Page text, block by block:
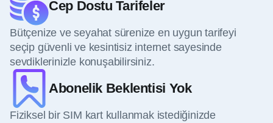
Cep Dostu Tarifeler
Bütçenize ve seyahat sürenize en uygun tarifeyi
seçip güvenli ve kesintisiz internet sayesinde
sevdiklerinizle konuşabilirsiniz.
Abonelik Beklentisi Yok
Fiziksel bir SIM kart kullanmak istediğinizde